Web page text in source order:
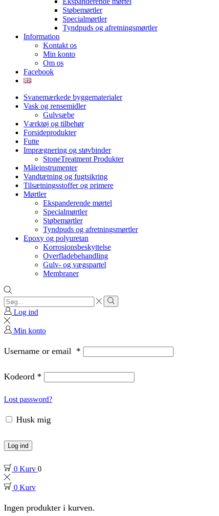
Støbemørtler
Specialmørtler
Tyndpuds og afretningsmørtler
Information
Kontakt os
Min konto
Om os
Facebook
Svanemærkede byggematerialer
Vask og rensemidler
Gulvsæbe
Værktøj og tilbehør
Forsideprodukter
Futte
Imprægnering og støvbinder
StoneTreatment Produkter
Måleinstrumenter
Vandtætning og fugtsikring
Tilsætningsstoffer og primere
Mørtler
Ekspanderende mørtel
Specialmørtler
Støbemørtler
Tyndpuds og afretningsmørtler
Epoxy og polyuretan
Korrosionsbeskyttelse
Overfladebehandling
Gulv- og vægspartel
Membraner
Search
input
Search
Log ind
Min konto
Username or email *
Kodeord *
Lost password?
Husk mig
Log ind
0 Kurv 0
0 Kurv
Ingen produkter i kurven.